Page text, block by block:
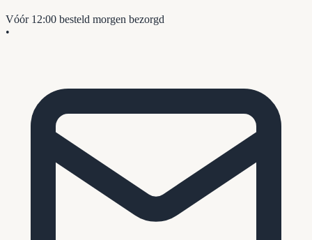
Vóór 12:00 besteld morgen bezorgd
•